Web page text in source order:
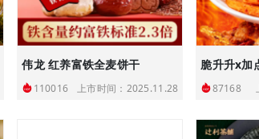
伟龙 红养富铁全麦饼干
110016 上市时间：2025.11.28 87168